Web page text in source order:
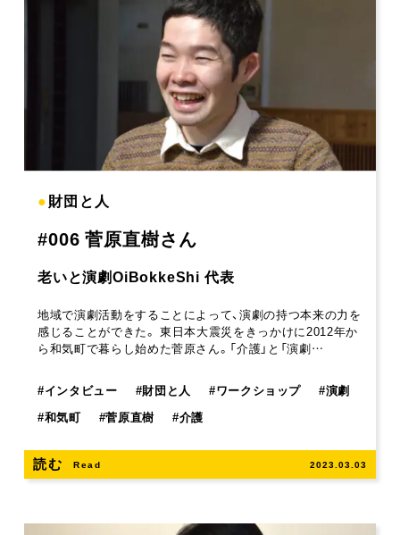
●財団と人
#006 菅原直樹さん
老いと演劇OiBokkeShi 代表
地域で演劇活動をすることによって、演劇の持つ本来の力を
感じることができた。 東日本大震災をきっかけに2012年か
ら和気町で暮らし始めた菅原さん。「介護」と「演劇…
#インタビュー #財団と人 #ワークショップ #演劇
#和気町 #菅原直樹 #介護
読む Read 2023.03.03